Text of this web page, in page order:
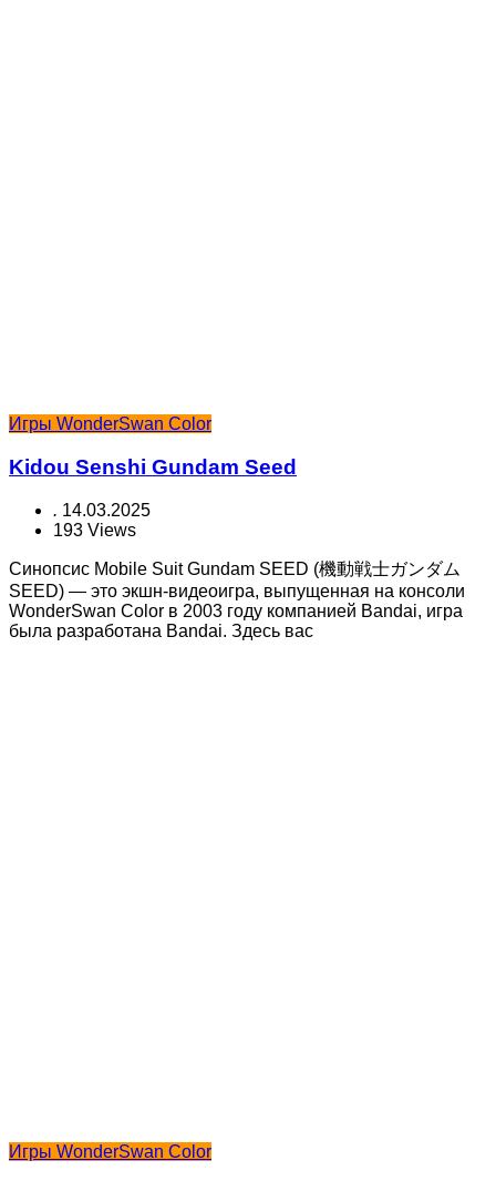
Игры WonderSwan Color
Kidou Senshi Gundam Seed
. 14.03.2025
193 Views
Синопсис Mobile Suit Gundam SEED (機動戦士ガンダム
SEED) — это экшн-видеоигра, выпущенная на консоли
WonderSwan Color в 2003 году компанией Bandai, игра
была разработана Bandai. Здесь вас
Игры WonderSwan Color